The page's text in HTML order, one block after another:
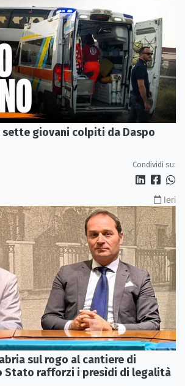
sette giovani colpiti da Daspo
Condividi su:
Ieri
sul rogo al cantiere di
Stato rafforzi i presìdi di legalità